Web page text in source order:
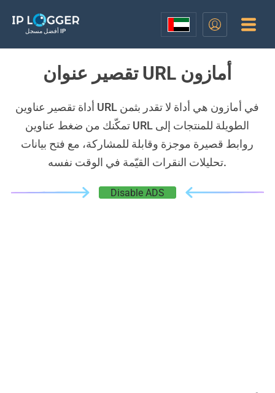
أفضل مسجل IP
تقصير عنوان URL أمازون
أداة تقصير عناوين URL في أمازون هي أداة لا تقدر بثمن
تمكّنك من ضغط عناوين URL الطويلة للمنتجات إلى
روابط قصيرة موجزة وقابلة للمشاركة، مع فتح بيانات
تحليلات النقرات القيّمة في الوقت نفسه.
Disable ADS